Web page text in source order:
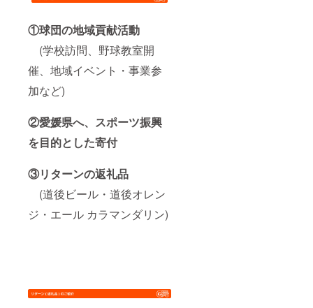
①球団の地域貢献活動
(学校訪問、野球教室開
催、地域イベント・事業参
加など)
②愛媛県へ、スポーツ振興
を目的とした寄付
③リターンの返礼品
(道後ビール・道後オレン
ジ・エール カラマンダリン)